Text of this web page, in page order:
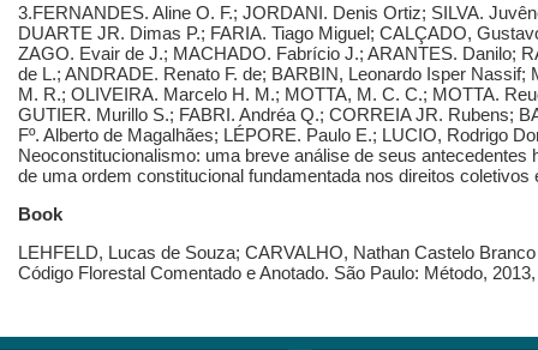
3.FERNANDES. Aline O. F.; JORDANI. Denis Ortiz; SILVA.
DUARTE JR. Dimas P.; FARIA. Tiago Miguel; CALÇADO,
ZAGO. Evair de J.; MACHADO. Fabrício J.; ARANTES. Danilo;
de L.; ANDRADE. Renato F. de; BARBIN, Leonardo Isper Nassif;
M. R.; OLIVEIRA. Marcelo H. M.; MOTTA, M. C. C.; MOTTA.
GUTIER. Murillo S.; FABRI. Andréa Q.; CORREIA JR. Rubens;
Fº. Alberto de Magalhães; LÉPORE. Paulo E.; LUCIO, Rodrigo
Neoconstitucionalismo: uma breve análise de seus antecedentes
de uma ordem constitucional fundamentada nos direitos
Book
LEHFELD, Lucas de Souza; CARVALHO, Nathan Castelo
Código Florestal Comentado e Anotado. São Paulo: Método,